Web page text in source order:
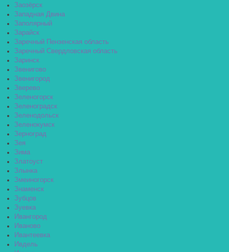
Заозёрск
Западная Двина
Заполярный
Зарайск
Заречный Пензенская область
Заречный Свердловская область
Заринск
Звенигово
Звенигород
Зверево
Зеленогорск
Зеленоградск
Зеленодольск
Зеленокумск
Зерноград
Зея
Зима
Златоуст
Злынка
Змеиногорск
Знаменск
Зубцов
Зуевка
Ивангород
Иваново
Ивантеевка
Ивдель